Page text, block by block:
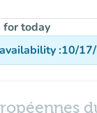
for today
:10/